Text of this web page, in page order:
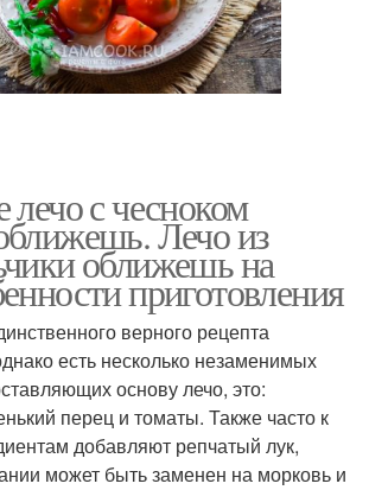
лечо с чесноком
Лечо из
оближешь на
приготовления
верного рецепта
есть несколько незаменимых
основу лечо, это:
перец и томаты. Также часто к
добавляют репчатый лук,
может быть заменен на морковь и